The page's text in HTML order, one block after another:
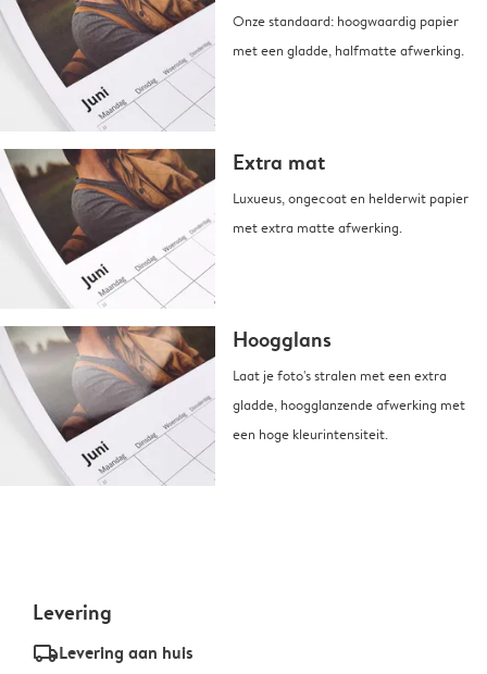
Onze standaard: hoogwaardig papier
met een gladde, halfmatte afwerking.
Extra mat
Luxueus, ongecoat en helderwit papier
met extra matte afwerking.
Hoogglans
Laat je foto's stralen met een extra
gladde, hoogglanzende afwerking met
een hoge kleurintensiteit.
Levering
delivery_standard_v2Levering aan huis